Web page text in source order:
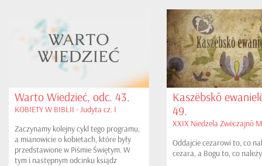
Warto Wiedzieć, odc. 43.
KOBIETY W BIBLII - Judyta cz. I
Zaczynamy kolejny cykl tego programu,
a mianowicie o kobietach, które były
przedstawione w Piśmie Świętym. W
tym i następnym odcinku ksiądz
Kaszëbskô
49.
XXIX Niedzela Zwëczajnô
Oddajcie cezarowi to, co
cezara, a Bogu to, co